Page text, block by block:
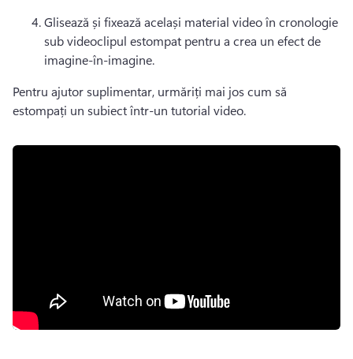
Glisează și fixează același material video în cronologie
sub videoclipul estompat pentru a crea un efect de
imagine-în-imagine.
Pentru ajutor suplimentar, urmăriți mai jos cum să
estompați un subiect într-un tutorial video.